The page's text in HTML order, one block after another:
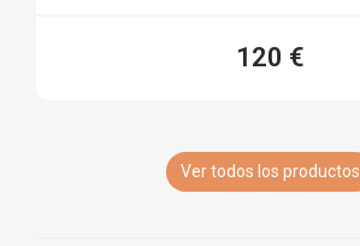
120 €
Ver todos los productos